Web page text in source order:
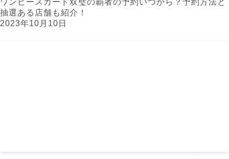
抽選ある店舗も紹介！
2023年10月10日